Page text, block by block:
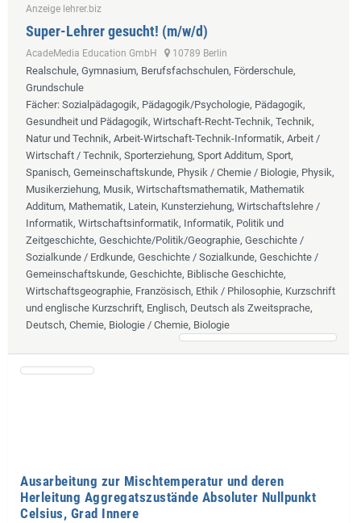
Anzeige lehrer.biz
Super-Lehrer gesucht! (m/w/d)
AcadeMedia Education GmbH 10789 Berlin
Realschule, Gymnasium, Berufsfachschulen, Förderschule,
Grundschule
Fächer: Sozialpädagogik, Pädagogik/Psychologie, Pädagogik,
Gesundheit und Pädagogik, Wirtschaft-Recht-Technik, Technik,
Natur und Technik, Arbeit-Wirtschaft-Technik-Informatik, Arbeit /
Wirtschaft / Technik, Sporterziehung, Sport Additum, Sport,
Spanisch, Gemeinschaftskunde, Physik / Chemie / Biologie, Physik,
Musikerziehung, Musik, Wirtschaftsmathematik, Mathematik
Additum, Mathematik, Latein, Kunsterziehung, Wirtschaftslehre /
Informatik, Wirtschaftsinformatik, Informatik, Politik und
Zeitgeschichte, Geschichte/Politik/Geographie, Geschichte /
Sozialkunde / Erdkunde, Geschichte / Sozialkunde, Geschichte /
Gemeinschaftskunde, Geschichte, Biblische Geschichte,
Wirtschaftsgeographie, Französisch, Ethik / Philosophie, Kurzschrift
und englische Kurzschrift, Englisch, Deutsch als Zweitsprache,
Deutsch, Chemie, Biologie / Chemie, Biologie
Ausarbeitung zur Mischtemperatur und deren
Herleitung Aggregatszustände Absoluter Nullpunkt
Celsius, Grad Innere